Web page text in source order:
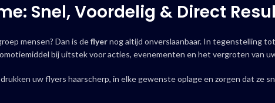
Snel, Voordelig & Direct
mensen? Dan is deflyernog altijd onverslaanbaar. In tegenstelling
bij uitstek voor acties, evenementen en het vergroten van
uw flyers haarscherp, in elke gewenste oplage en zorgen dat ze